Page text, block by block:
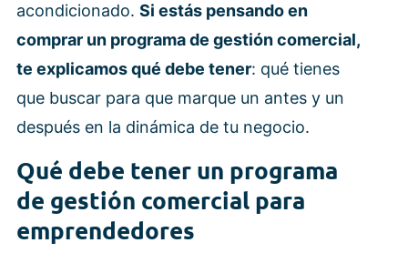
acondicionado. Si estás pensando en
comprar un programa de gestión comercial,
te explicamos qué debe tener: qué tienes
que buscar para que marque un antes y un
después en la dinámica de tu negocio.
Qué debe tener un programa
de gestión comercial para
emprendedores